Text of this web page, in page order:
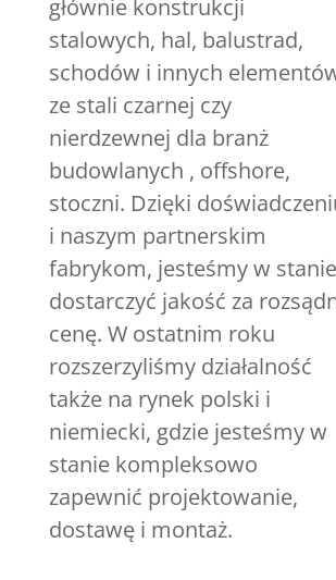
głównie konstrukcji
stalowych, hal, balustrad,
schodów i innych
ze stali czarnej czy
nierdzewnej dla branż
budowlanych , offshore,
stoczni. Dzięki
i naszym partnerskim
fabrykom, jesteśmy w stanie
dostarczyć jakość za
cenę. W ostatnim roku
rozszerzyliśmy działalność
także na rynek polski i
niemiecki, gdzie jesteśmy w
stanie kompleksowo
zapewnić projektowanie,
dostawę i montaż.